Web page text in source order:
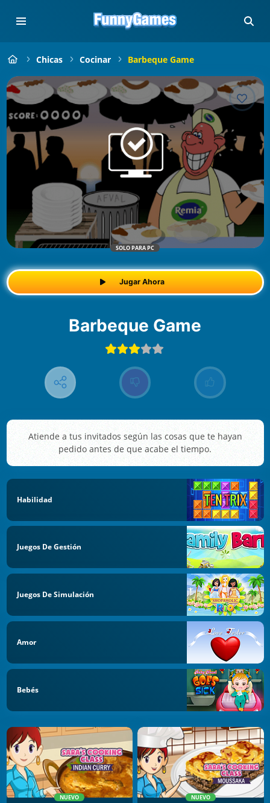
Chicas Cocinar Barbeque Game
SOLO PARA PC
Jugar Ahora
Barbeque Game
Atiende a tus invitados según las cosas que te hayan
pedido antes de que acabe el tiempo.
Habilidad
Juegos De Gestión
Juegos De Simulación
Amor
Bebés
NUEVO NUEVO